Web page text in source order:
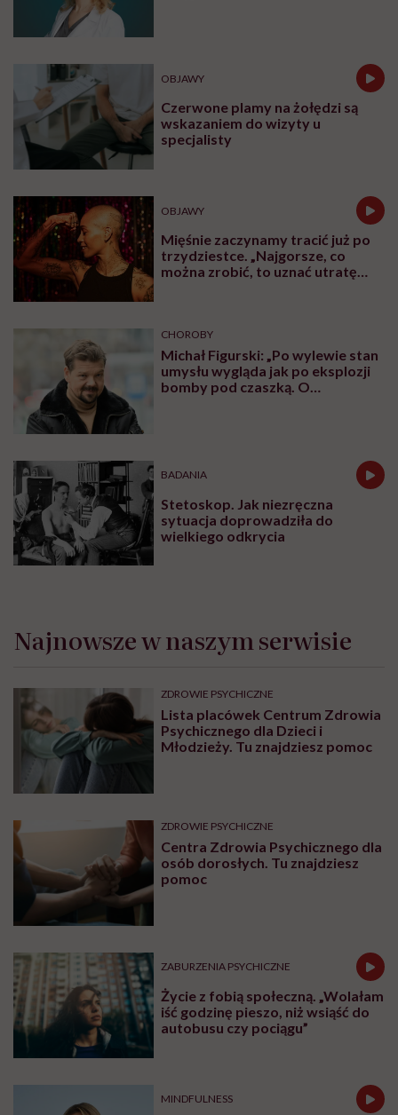
OBJAWY
Czerwone plamy na żołędzi są
wskazaniem do wizyty u
specjalisty
OBJAWY
Mięśnie zaczynamy tracić już po
trzydziestce. „Najgorsze, co
można zrobić, to uznać utratę
CHOROBY
Michał Figurski: „Po wylewie stan
umysłu wygląda jak po eksplozji
bomby pod czaszką. O
BADANIA
Stetoskop. Jak niezręczna
sytuacja doprowadziła do
wielkiego odkrycia
Najnowsze w naszym serwisie
ZDROWIE PSYCHICZNE
Lista placówek Centrum Zdrowia
Psychicznego dla Dzieci i
Młodzieży. Tu znajdziesz pomoc
ZDROWIE PSYCHICZNE
Centra Zdrowia Psychicznego dla
osób dorosłych. Tu znajdziesz
pomoc
ZABURZENIA PSYCHICZNE
Życie z fobią społeczną. „Wolałam
iść godzinę pieszo, niż wsiąść do
autobusu czy pociągu”
MINDFULNESS